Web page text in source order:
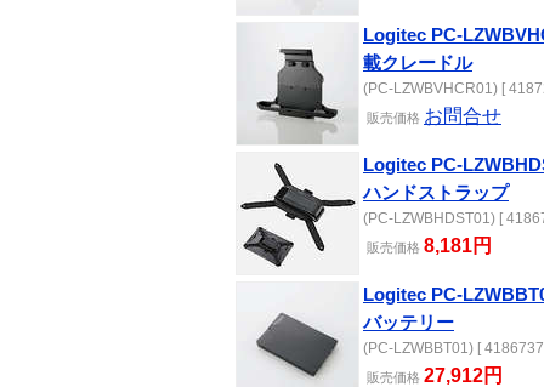
Logitec PC-
載クレードル
(PC-LZWBVHCR01) [
販売価格 お問合せ
Logitec PC-
ハンドストラップ
(PC-LZWBHDST01) [
販売価格 8,181円
Logitec PC-
バッテリー
(PC-LZWBBT01) [
販売価格 27,912円